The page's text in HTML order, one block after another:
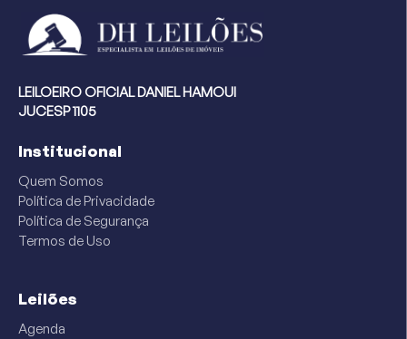
LEILOEIRO OFICIAL DANIEL HAMOUI
JUCESP 1105
Institucional
Quem Somos
Política de Privacidade
Política de Segurança
Termos de Uso
Leilões
Agenda